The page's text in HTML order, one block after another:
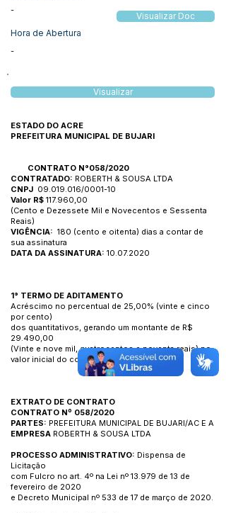
-
Hora de Abertura
-
Visualizar Doc
Visualizar
ESTADO DO ACRE
PREFEITURA MUNICIPAL DE BUJARI
CONTRATO N°058/2020
CONTRATADO: ROBERTH & SOUSA LTDA
CNPJ 09.019.016/0001-10
Valor R$ 117.960,00
(Cento e Dezessete Mil e Novecentos e Sessenta
Reais)
VIGÊNCIA: 180 (cento e oitenta) dias a contar de
sua assinatura
DATA DA ASSINATURA: 10.07.2020
1° TERMO DE ADITAMENTO
Acréscimo no percentual de 25,00% (vinte e cinco
por cento)
dos quantitativos, gerando um montante de R$
29.490,00
(Vinte e nove mil, quatrocentos e noventa reais) no
valor inicial do contrato.
EXTRATO DE CONTRATO
CONTRATO Nº 058/2020
PARTES: PREFEITURA MUNICIPAL DE BUJARI/AC E A
EMPRESA ROBERTH & SOUSA LTDA
PROCESSO ADMINISTRATIVO: Dispensa de
Licitação
com Fulcro no art. 4º na Lei nº 13.979 de 13 de
fevereiro de 2020
e Decreto Municipal nº 533 de 17 de março de 2020.